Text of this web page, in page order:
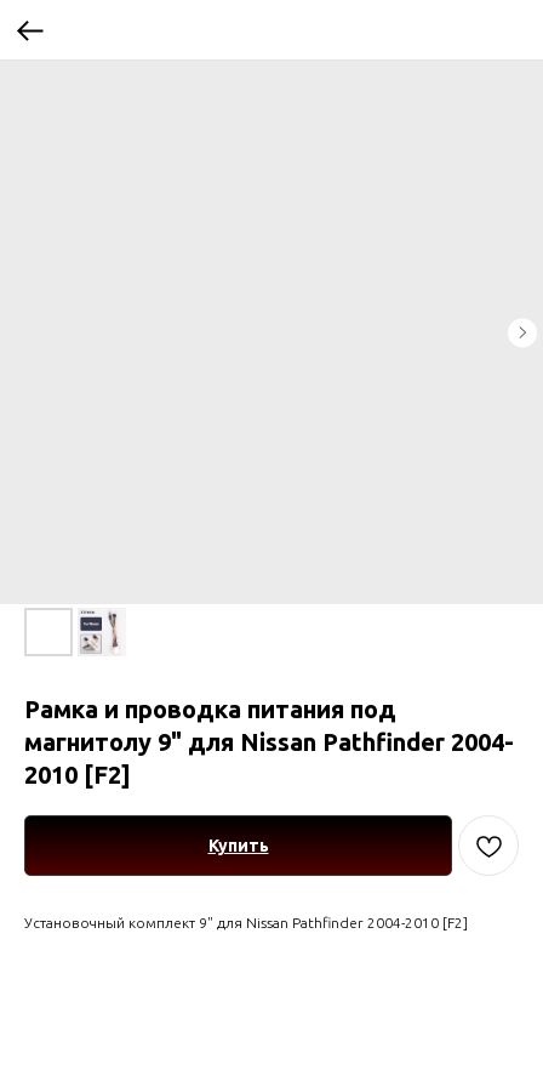
Рамка и проводка питания под
магнитолу 9" для Nissan Pathfinder 2004-
2010 [F2]
Купить
Установочный комплект 9" для Nissan Pathfinder 2004-2010 [F2]